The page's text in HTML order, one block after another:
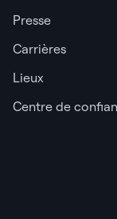
Presse
Carrières
Lieux
Centre de